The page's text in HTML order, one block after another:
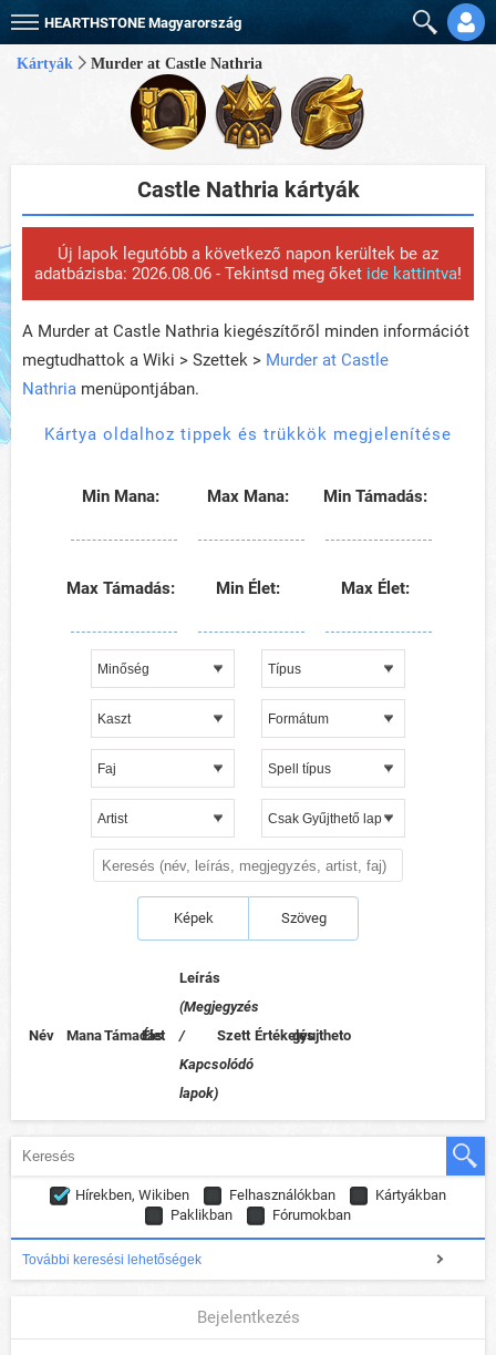
HEARTHSTONE Magyarország
Kártyák Murder at Castle Nathria
Castle Nathria kártyák
Új lapok legutóbb a következő napon kerültek be az
adatbázisba: 2026.08.06 - Tekintsd meg őket ide kattintva!
A Murder at Castle Nathria kiegészítőről minden információt
megtudhattok a Wiki > Szettek > Murder at Castle
Nathria menüpontjában.
Kártya oldalhoz tippek és trükkök megjelenítése
Min Mana: Max Mana: Min Támadás:
Max Támadás: Min Élet: Max Élet:
Képek Szöveg
Név ManaTámadás
Élet
Leírás
(Megjegyzés
/
Kapcsolódó
lapok)
Szett Értékelésgyujtheto
Hírekben, Wikiben Felhasználókban
Kártyákban
Paklikban
Fórumokban
További keresési lehetőségek
Bejelentkezés